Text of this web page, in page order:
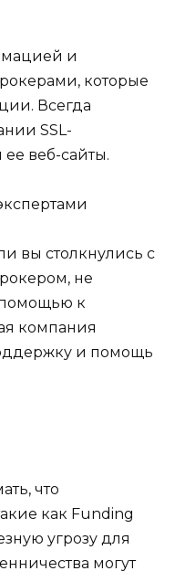
и
которые
Всегда
SSL-
веб-сайты.
вы столкнулись с
не
помощью к
компания
и помощь
что
как Funding
угрозу для
могут